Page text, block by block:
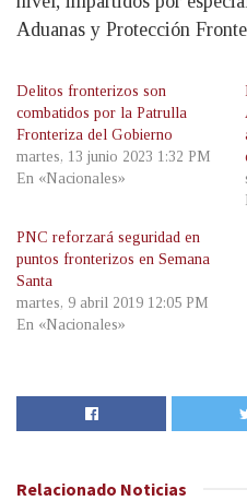
Aduanas y Protección
Delitos fronterizos son
combatidos por la Patrulla
Fronteriza del Gobierno
martes, 13 junio 2023 1:32 PM
En «Nacionales»
PNC reforzará seguridad en
puntos fronterizos en Semana
Santa
martes, 9 abril 2019 12:05 PM
En «Nacionales»
Relacionado Noticias